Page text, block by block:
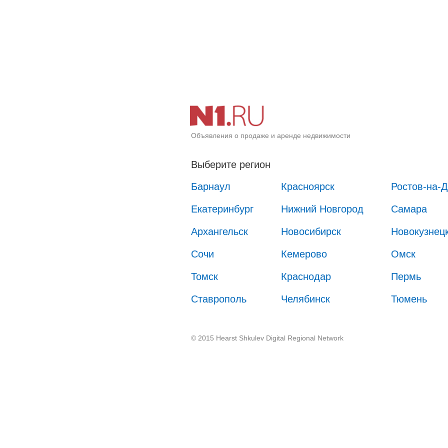
Объявления о продаже и аренде недвижимости
Выберите регион
Барнаул
Красноярск Ростов-на-
Екатеринбург Нижний Новгород Самара
Архангельск Новосибирск
Сочи Кемерово Омск
Томск Краснодар Пермь
Ставрополь Челябинск Тюмень
© 2015 Hearst Shkulev Digital Regional Network